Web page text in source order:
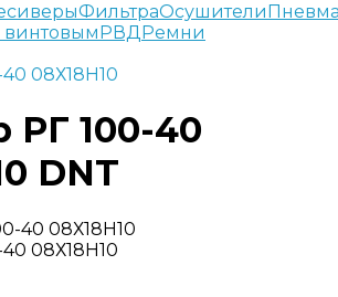
ФильтраОсушители
винтовымРВДРемни
08Х18Н10
РГ 100-40
DNT
08Х18Н10